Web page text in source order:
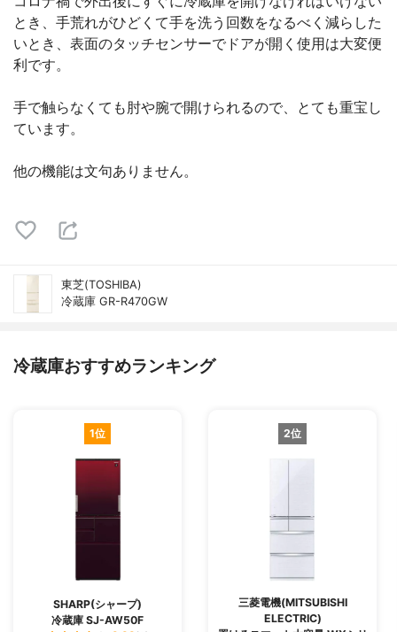
とき、手荒れがひどくて手を洗う回数をなるべく減らした
いとき、表面のタッチセンサーでドアが開く使用は大変便
利です。
手で触らなくても肘や腕で開けられるので、とても重宝し
ています。
他の機能は文句ありません。
東芝(TOSHIBA)
冷蔵庫 GR-R470GW
冷蔵庫おすすめランキング
1位
SHARP(シャープ)
冷蔵庫 SJ-AW50F
2位
三菱電機(MITSUBISHI
ELECTRIC)